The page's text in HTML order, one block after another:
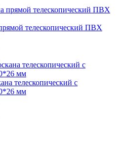
телескопический ПВХ
телескопический с
мм